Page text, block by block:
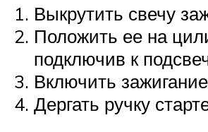
Выкрутить свечу
Положить ее на
подключив к
Включить зажигание
Дергать ручку